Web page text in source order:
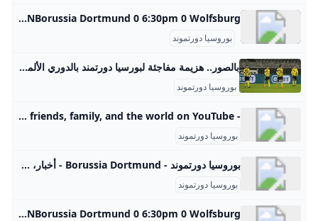
Borussia Dortmund - Sky Sports Football Borussia Dortmund - find the latest news, fixtures, transfers, live scores, results, videos, photos, squad and player stats on Sky Sports Football. Rot-Weiss Essen 0 7:45pm 1 Borussia Dortmund Saturday 23rd August BUNSt Pauli 3 5:30pm 3 Borussia Dortmund Sunday 31st August BUNBorussia Dortmund 0 4:30pm 0 1. FC Union Berlin Saturday 13th September BUN1. FC Heidenheim 1846 0 2:30pm 0 Borussia Dortmund Sunday 21st September BUNBorussia Dortmund 0 6:30pm 0 Wolfsburg
بوروسيا دورتموند
بالصور.. هزيمة مفاجئة لبورسيا دورتمند بالدوري الألماني يملك دورتموند 18 نقطة في المركز الثالث متأخرا بأربع نقاط عن بايرن ميونيخ
بوروسيا دورتموند
- YouTube Enjoy the videos and music you love, upload original content, and share it all with friends, family, and the world on YouTube.
بوروسيا دورتموند
بوروسيا دورتموند - Borussia Dortmund - أخبار، صور، أهداف و مباريات نادي بوروسيا دورتموند - Elbotola - البطولة بوروسيا دورتموند Borussia Dortmund أخبار، صور، أهداف و مباريات نادي بوروسيا دورتموند نتائج المباريات ترتيب و إحصائيات اللاعبين
بوروسيا دورتموند
Borussia Dortmund - Sky Sports Football Borussia Dortmund - find the latest news, fixtures, transfers, live scores, results, videos, photos, squad and player stats on Sky Sports Football. Rot-Weiss Essen 0 7:45pm 1 Borussia Dortmund Saturday 23rd August BUNSt Pauli 3 5:30pm 3 Borussia Dortmund Sunday 31st August BUNBorussia Dortmund 0 4:30pm 0 1. FC Union Berlin Saturday 13th September BUN1. FC Heidenheim 1846 0 2:30pm 0 Borussia Dortmund Sunday 21st September BUNBorussia Dortmund 0 6:30pm 0 Wolfsburg